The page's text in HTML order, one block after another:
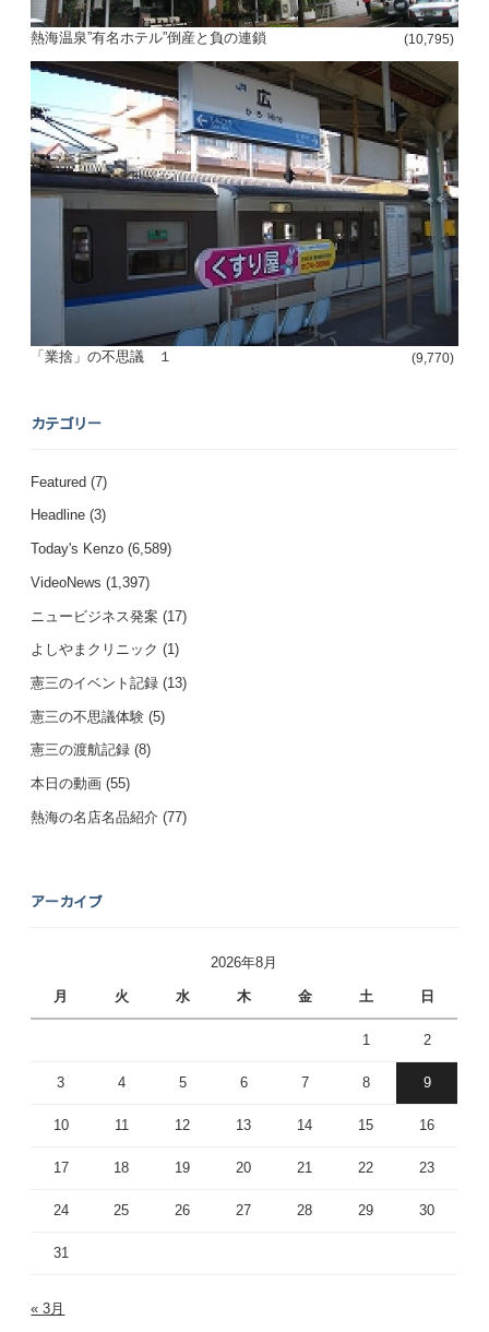
熱海温泉”有名ホテル”倒産と負の連鎖 (10,795)
「業捨」の不思議 １ (9,770)
カテゴリー
Featured (7)
Headline (3)
Today's Kenzo (6,589)
VideoNews (1,397)
ニュービジネス発案 (17)
よしやまクリニック (1)
憲三のイベント記録 (13)
憲三の不思議体験 (5)
憲三の渡航記録 (8)
本日の動画 (55)
熱海の名店名品紹介 (77)
アーカイブ
2026年8月
月 火 水 木 金 土 日
1 2
3 4 5 6 7 8 9
10 11 12 13 14 15 16
17 18 19 20 21 22 23
24 25 26 27 28 29 30
31
« 3月